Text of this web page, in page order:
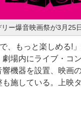
ー爆音映画祭が3月25
、もっと楽しめる!
場内にライブ・コ
機器を設置、映画
施している。上映